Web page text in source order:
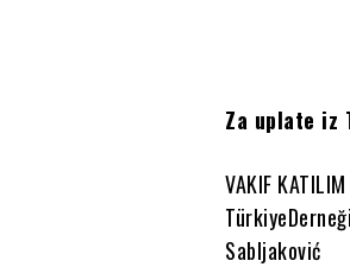
Za uplate iz
VAKIF
Sabljaković